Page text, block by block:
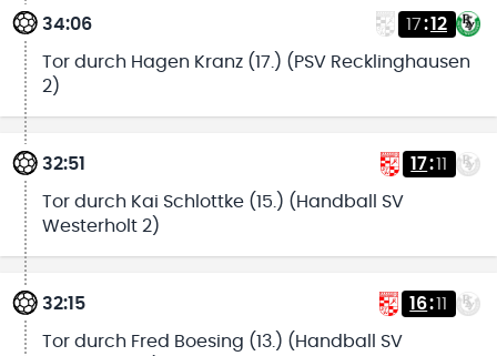
34:06 17:12
Tor durch Hagen Kranz (17.) (PSV Recklinghausen
2)
32:51 17:11
Tor durch Kai Schlottke (15.) (Handball SV
Westerholt 2)
32:15 16:11
Tor durch Fred Boesing (13.) (Handball SV